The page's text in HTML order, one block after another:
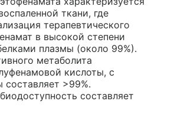
ткани, где
терапевтического
в высокой степени
плазмы (около 99%).
метаболита
кислоты, с
>99%.
составляет